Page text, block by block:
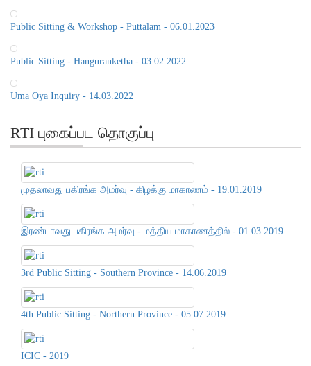
Public Sitting & Workshop - Puttalam - 06.01.2023
Public Sitting - Hanguranketha - 03.02.2022
Uma Oya Inquiry - 14.03.2022
RTI புகைப்பட தொகுப்பு
முதலாவது பகிரங்க அமர்வு - கிழக்கு மாகாணம் - 19.01.2019
இரண்டாவது பகிரங்க அமர்வு - மத்திய மாகாணத்தில் - 01.03.2019
3rd Public Sitting - Southern Province - 14.06.2019
4th Public Sitting - Northern Province - 05.07.2019
ICIC - 2019